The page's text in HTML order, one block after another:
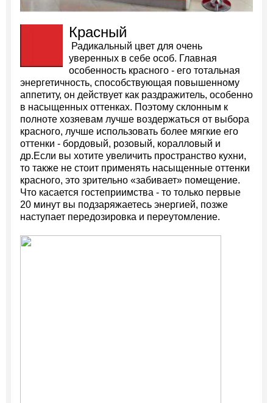
Красный
Радикальный цвет для очень
уверенных в себе особ. Главная
особенность красного - его тотальная
энергетичность, способствующая повышенному
аппетиту, он действует как раздражитель, особенно
в насыщенных оттенках. Поэтому склонным к
полноте хозяевам лучше воздержаться от выбора
красного, лучше использовать более мягкие его
оттенки - бордовый, розовый, коралловый и
др.Если вы хотите увеличить пространство кухни,
то также не стоит применять насыщенные оттенки
красного, это зрительно «забивает» помещение.
Что касается гостеприимства - то только первые
20 минут вы подзаряжаетесь энергией, позже
наступает передозировка и переутомление.